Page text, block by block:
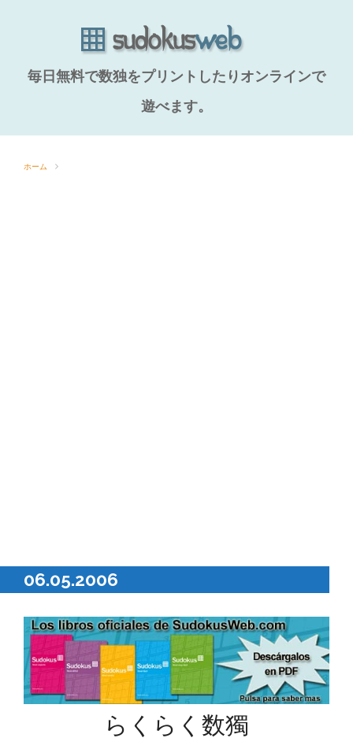
毎日無料で数独をプリントしたりオンラインで
遊べます。
ホーム
06.05.2006
らくらく数獨